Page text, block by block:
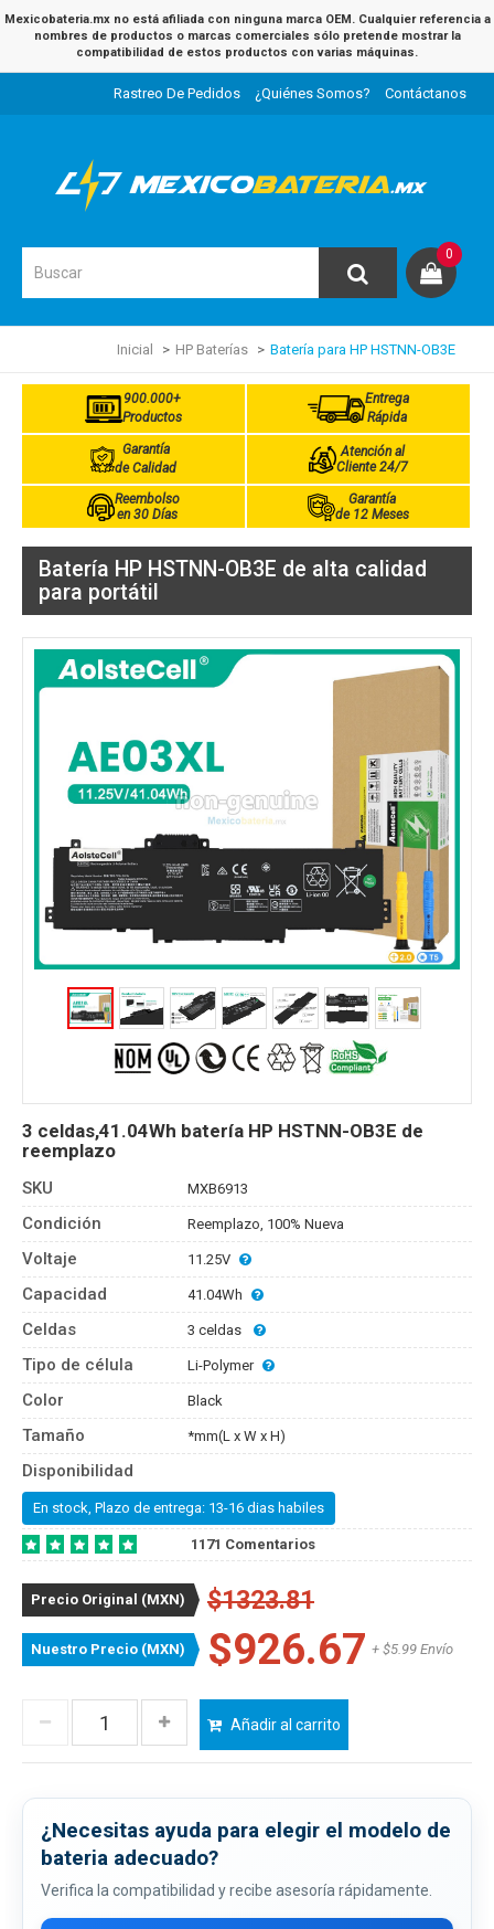
Mexicobateria.mx no está afiliada con ninguna marca OEM. Cualquier referencia a
nombres de productos o marcas comerciales sólo pretende mostrar la
compatibilidad de estos productos con varias máquinas.
Rastreo De Pedidos ¿Quiénes Somos? Contáctanos
0
Inicial HP Baterías Batería para HP HSTNN-OB3E
900.000+
Productos
Entrega
Rápida
Garantía
de Calidad
Atención al
Cliente 24/7
Reembolso
en 30 Días
Garantía
de 12 Meses
Batería HP HSTNN-OB3E de alta calidad
para portátil
3 celdas,41.04Wh batería HP HSTNN-OB3E de
reemplazo
SKU MXB6913
Condición Reemplazo, 100% Nueva
Voltaje 11.25V
Capacidad 41.04Wh
Celdas 3 celdas
Tipo de célula Li-Polymer
Color Black
Tamaño *mm(L x W x H)
Disponibilidad
En stock, Plazo de entrega: 13-16 dias habiles
1171 Comentarios
Precio Original (MXN) $1323.81
Nuestro Precio (MXN) $926.67 + $5.99 Envío
Añadir al carrito
¿Necesitas ayuda para elegir el modelo de
bateria adecuado?
Verifica la compatibilidad y recibe asesoría rápidamente.